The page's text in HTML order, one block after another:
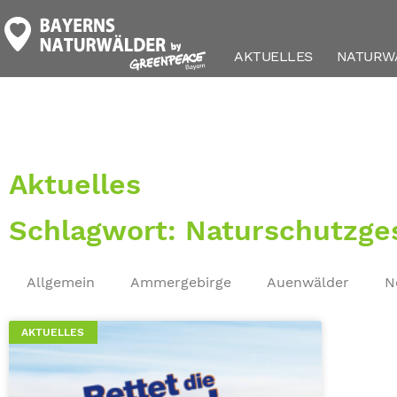
AKTUELLES
Aktuelles
Schlagwort:
Allgemein Ammergebirge Auenwälder
AKTUELLES